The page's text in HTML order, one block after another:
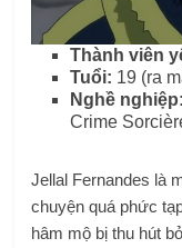
Thành viên
Tuổi: 19 (ra
Nghề
Crime
Jellal Fernandes là
chuyện quá phức
hâm mộ bị thu hút